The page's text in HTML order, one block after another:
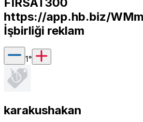
https://app.hb.biz/
İşbirliği reklam
1°
karakushakan